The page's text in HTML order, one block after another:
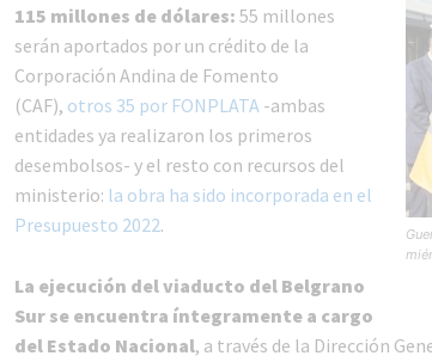
115 millones de dólares: 55 millones
serán aportados por un crédito de la
Corporación Andina de Fomento
(CAF), otros 35 por FONPLATA-ambas
entidades ya realizaron los primeros
desembolsos- y el resto con recursos del
ministerio: la obra ha sido incorporada en el
Presupuesto 2022.
La ejecución del viaducto del Belgrano
Sur se encuentra íntegramente a cargo
del Estado Nacional, a través de la Dirección